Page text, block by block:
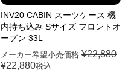
INV20 CABIN スーツケース 機
内持ち込み Sサイズ フロントオ
ープン 33L
メーカー希望小売価格 ¥22,880
¥22,880税込